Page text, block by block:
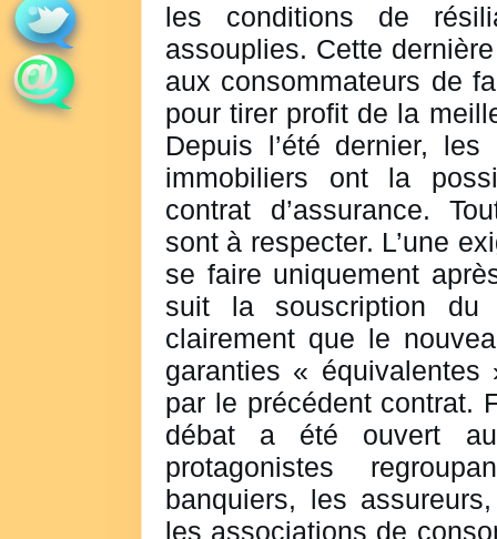
les conditions de
assouplies. Cette
aux consommateurs de
pour tirer profit de la
Depuis l’été dernier,
immobiliers ont la
contrat d’assurance.
sont à respecter. L’une
se faire uniquement
suit la souscription du
clairement que le
garanties «
par le précédent contrat.
débat a été ouvert
protagonistes
banquiers, les
les associations de